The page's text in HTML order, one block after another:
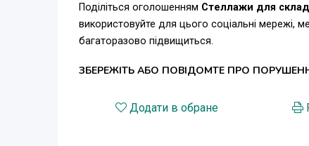
Поділіться оголошенням Стеллажи для
використовуйте для цього соціальні мережі,
багаторазово підвищиться.
ЗБЕРЕЖІТЬ АБО ПОВІДОМТЕ ПРО
Додати в обране